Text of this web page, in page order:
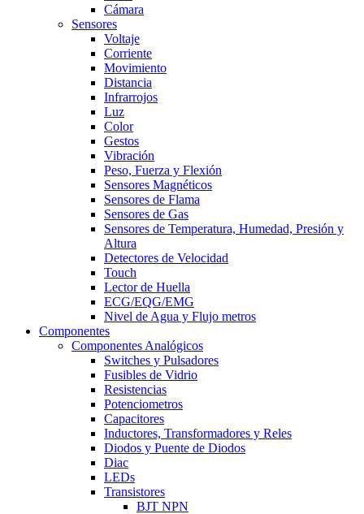
Cámara
Sensores
Voltaje
Corriente
Movimiento
Distancia
Infrarrojos
Luz
Color
Gestos
Vibración
Peso, Fuerza y Flexión
Sensores Magnéticos
Sensores de Flama
Sensores de Gas
Sensores de Temperatura, Humedad, Presión y
Altura
Detectores de Velocidad
Touch
Lector de Huella
ECG/EQG/EMG
Nivel de Agua y Flujo metros
Componentes
Componentes Analógicos
Switches y Pulsadores
Fusibles de Vidrio
Resistencias
Potenciometros
Capacitores
Inductores, Transformadores y Reles
Diodos y Puente de Diodos
Diac
LEDs
Transistores
BJT NPN